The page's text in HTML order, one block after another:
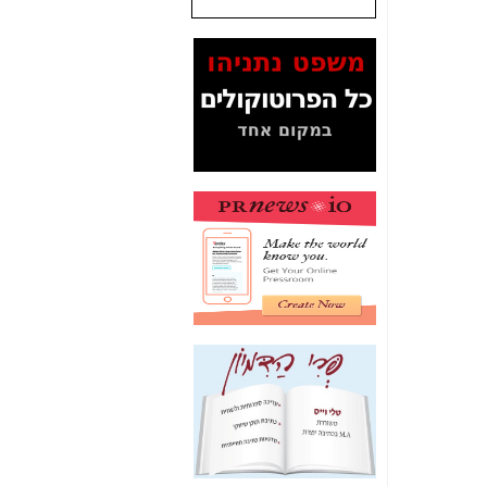
המסמכים בנושא בזק-
Yes (תיק 4000)
לאיש הלא נכון! -כאן
עובדות ומסמכים
האם ביבי כשר
תקשורת עזר לקב'
בזק? -כאן
מה מקור ה-Fake
News שהביא לתפירת
תיק לביבי והעלמת
החשודים הנכונים -כאן
אחת הרגליים של "תיק
4000 התפור"
התמוטטה היום
בניצחון (כפול) של בזק
כאן
איך כתבות מפנקות